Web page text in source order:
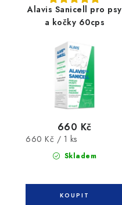
Alavis Sanicell pro psy
a kočky 60cps
Skladem
660 Kč
Měrná
660 Kč / 1 ks